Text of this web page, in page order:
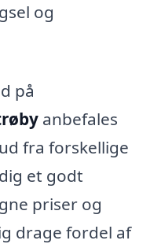
og
på
anbefales
fra forskellige
et godt
priser og
drage fordel af